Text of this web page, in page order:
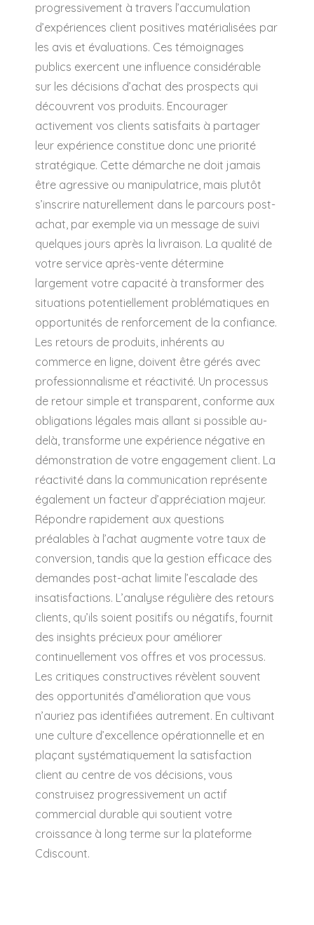
progressivement à travers l’accumulation
d’expériences client positives matérialisées par
les avis et évaluations. Ces témoignages
publics exercent une influence considérable
sur les décisions d’achat des prospects qui
découvrent vos produits. Encourager
activement vos clients satisfaits à partager
leur expérience constitue donc une priorité
stratégique. Cette démarche ne doit jamais
être agressive ou manipulatrice, mais plutôt
s’inscrire naturellement dans le parcours post-
achat, par exemple via un message de suivi
quelques jours après la livraison. La qualité de
votre service après-vente détermine
largement votre capacité à transformer des
situations potentiellement problématiques en
opportunités de renforcement de la confiance.
Les retours de produits, inhérents au
commerce en ligne, doivent être gérés avec
professionnalisme et réactivité. Un processus
de retour simple et transparent, conforme aux
obligations légales mais allant si possible au-
delà, transforme une expérience négative en
démonstration de votre engagement client. La
réactivité dans la communication représente
également un facteur d’appréciation majeur.
Répondre rapidement aux questions
préalables à l’achat augmente votre taux de
conversion, tandis que la gestion efficace des
demandes post-achat limite l’escalade des
insatisfactions. L’analyse régulière des retours
clients, qu’ils soient positifs ou négatifs, fournit
des insights précieux pour améliorer
continuellement vos offres et vos processus.
Les critiques constructives révèlent souvent
des opportunités d’amélioration que vous
n’auriez pas identifiées autrement. En cultivant
une culture d’excellence opérationnelle et en
plaçant systématiquement la satisfaction
client au centre de vos décisions, vous
construisez progressivement un actif
commercial durable qui soutient votre
croissance à long terme sur la plateforme
Cdiscount.